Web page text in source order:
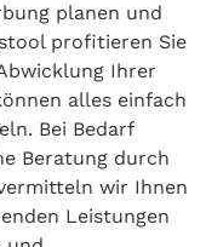
planen und
profitieren Sie
Ihrer
alles einfach
Bei Bedarf
Beratung durch
wir Ihnen
Leistungen